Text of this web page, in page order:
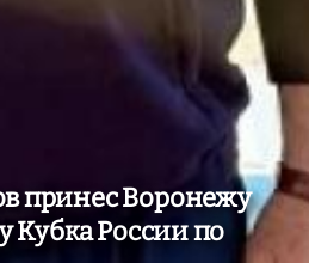
принес Воронежу
Кубка России по